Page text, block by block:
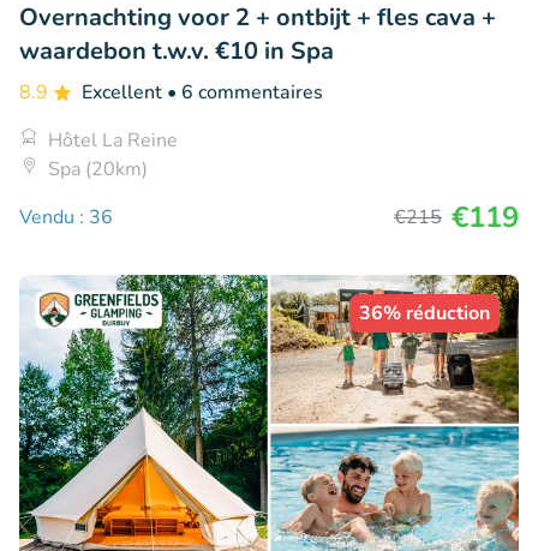
Overnachting voor 2 + ontbijt + fles cava +
waardebon t.w.v. €10 in Spa
8.9 Excellent • 6 commentaires
Hôtel La Reine
Spa (20km)
Vendu : 36
€215 €119
36% réduction